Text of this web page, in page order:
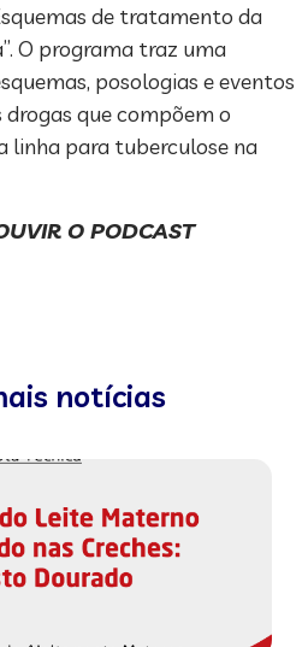
de tratamento da
O programa traz uma
posologias e eventos
drogas que compõem o
para tuberculose na
O PODCAST
notícias